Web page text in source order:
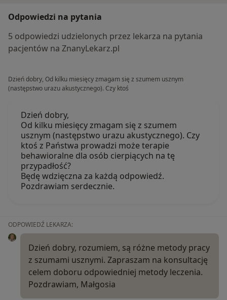
Odpowiedzi na pytania
5 odpowiedzi udzielonych przez lekarza na pytania
pacjentów na ZnanyLekarz.pl
Dzień dobry, Od kilku miesięcy zmagam się z szumem usznym
(następstwo urazu akustycznego). Czy ktoś
Dzień dobry,
Od kilku miesięcy zmagam się z szumem
usznym (następstwo urazu akustycznego). Czy
ktoś z Państwa prowadzi może terapie
behawioralne dla osób cierpiących na tę
przypadłość?
Będę wdzięczna za każdą odpowiedź.
Pozdrawiam serdecznie.
ODPOWIEDŹ LEKARZA:
Dzień dobry, rozumiem, są różne metody pracy
z szumami usznymi. Zapraszam na konsultację
celem doboru odpowiedniej metody leczenia.
Pozdrawiam, Małgosia